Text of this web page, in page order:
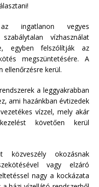
az ingatlanon vegyes
vízhasználat
egyben felszólítják az
megszüntetésére. A
ellenőrzésre kerül.
a leggyakrabban
ami hazánkban évtizedek
vízzel, mely akár
követően kerül
közveszély okozásnak
vagy elzáró
nagy a kockázata